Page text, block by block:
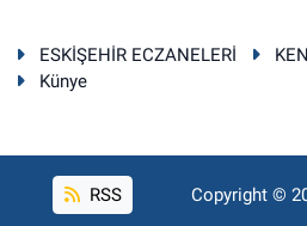
ESKİŞEHİR ECZANELERİ
Künye
RSS Copyright ©